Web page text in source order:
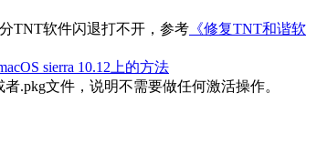
TNT软件闪退打不开，参考 《修复TNT和谐软
sierra 10.12上的方法
.pkg文件，说明不需要做任何激活操作。